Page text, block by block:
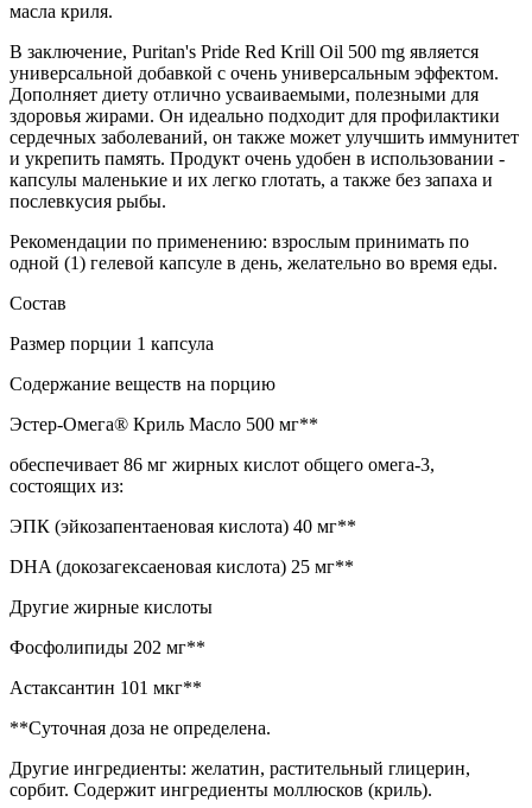
масла криля.
В заключение, Puritan's Pride Red Krill Oil 500 mg является
универсальной добавкой с очень универсальным эффектом.
Дополняет диету отлично усваиваемыми, полезными для
здоровья жирами. Он идеально подходит для профилактики
сердечных заболеваний, он также может улучшить иммунитет
и укрепить память. Продукт очень удобен в использовании -
капсулы маленькие и их легко глотать, а также без запаха и
послевкусия рыбы.
Рекомендации по применению: взрослым принимать по
одной (1) гелевой капсуле в день, желательно во время еды.
Состав
Размер порции 1 капсула
Содержание веществ на порцию
Эстер-Омега® Криль Масло 500 мг**
обеспечивает 86 мг жирных кислот общего омега-3,
состоящих из:
ЭПК (эйкозапентаеновая кислота) 40 мг**
DHA (докозагексаеновая кислота) 25 мг**
Другие жирные кислоты
Фосфолипиды 202 мг**
Астаксантин 101 мкг**
**Суточная доза не определена.
Другие ингредиенты: желатин, растительный глицерин,
сорбит. Содержит ингредиенты моллюсков (криль).